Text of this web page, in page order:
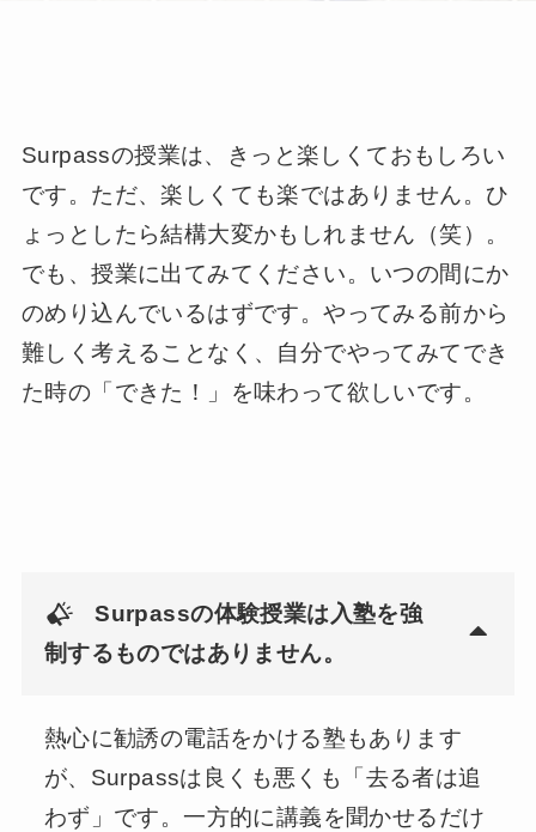
Surpassの授業は、きっと楽しくておもしろい
です。ただ、楽しくても楽ではありません。ひ
ょっとしたら結構大変かもしれません（笑）。
でも、授業に出てみてください。いつの間にか
のめり込んでいるはずです。やってみる前から
難しく考えることなく、自分でやってみてでき
た時の「できた！」を味わって欲しいです。
Surpassの体験授業は入塾を強
制するものではありません。
熱心に勧誘の電話をかける塾もあります
が、Surpassは良くも悪くも「去る者は追
わず」です。一方的に講義を聞かせるだけ